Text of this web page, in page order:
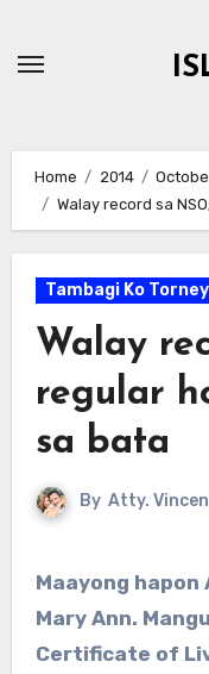
Home 2014
Walay record sa
Tambagi Ko Torney
Walay
regular
sa bata
By Atty.
Maayong hapon Attorney Vince. Ako diay si
Mary Ann.
Certificate of